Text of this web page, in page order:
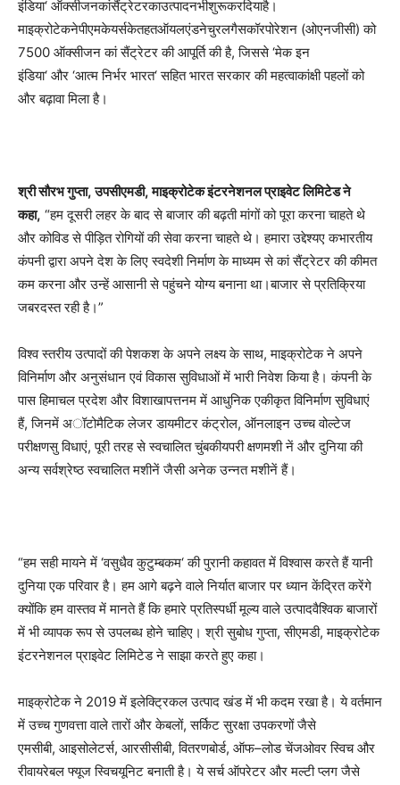
इंडिया‘ ऑक्सीजनकांसैंट्रेटरकाउत्पादनभीशुरूकरदियाहै।
माइक्रोटेकनेपीएमकेयर्सकेतहतऑयलएंडनेचुरलगैसकॉरपोरेशन (ओएनजीसी)को
7500 ऑक्सीजन कां सैंट्रेटर की आपूर्ति की है,जिससे‘मेक इन
इंडिया‘ और ‘आत्म निर्भर भारत‘सहित भारत सरकार की महत्वाकांक्षी पहलों को
और बढ़ावा मिला है।
श्री सौरभ गुप्ता,उपसीएमडी,माइक्रोटेक इंटरनेशनल प्राइवेट लिमिटेड ने
कहा, “हम दूसरी लहर के बाद से बाजार की बढ़ती मांगों को पूरा करना चाहते थे
और कोविड से पीड़ित रोगियों की सेवा करना चाहते थे। हमारा उद्देश्यए कभारतीय
कंपनी द्वारा अपने देश के लिए स्वदेशी निर्माण के माध्यम से कां सैंट्रेटर की कीमत
कम करना और उन्हें आसानी से पहुंचने योग्य बनाना था।बाजार से प्रतिक्रिया
जबरदस्त रही है।”
विश्व स्तरीय उत्पादों की पेशकश के अपने लक्ष्य के साथ,माइक्रोटेक ने अपने
विनिर्माण और अनुसंधान एवं विकास सुविधाओं में भारी निवेश किया है। कंपनी के
पास हिमाचल प्रदेश और विशाखापत्तनम में आधुनिक एकीकृत विनिर्माण सुविधाएं
हैं,जिनमें अॉटोमैटिक लेजर डायमीटर कंट्रोल, ऑनलाइन उच्च वोल्टेज
परीक्षणसु विधाएं,पूरी तरह से स्वचालित चुंबकीयपरी क्षणमशी नें और दुनिया की
अन्य सर्वश्रेष्ठ स्वचालित मशीनें जैसी अनेक उन्नत मशीनें हैं।
“हम सही मायने में ‘वसुधैव कुटुम्बकम‘की पुरानी‌कहावत में विश्वास करते हैं यानी
दुनिया एक परिवार है। हम आगे बढ़ने वाले निर्यात बाजार पर ध्यान केंद्रित करेंगे
क्योंकि हम वास्तव में मानते हैं कि हमारे प्रतिस्पर्धी मूल्य वाले उत्पादवैश्विक बाजारों
में भी व्यापक रूप से उपलब्ध होने चाहिए। श्री सुबोध गुप्ता,सीएमडी,माइक्रोटेक
इंटरनेशनल प्राइवेट लिमिटेड ने साझा करते हुए कहा।
माइक्रोटेक ने 2019में इलेक्ट्रिकल उत्पाद खंड में भी कदम रखा है। ये वर्तमान
में उच्च गुणवत्ता वाले तारों और केबलों,सर्किट सुरक्षा उपकरणों जैसे
एमसीबी, आइसोलेटर्स, आरसीसीबी,वितरणबोर्ड, ऑफ–लोड चेंजओवर स्विच और
रीवायरेबल फ्यूज स्विचयूनिट बनाती है। ये सर्च ऑपरेटर और मल्टी प्लग जैसे